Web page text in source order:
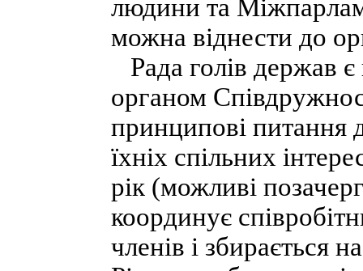
людини та
можна віднести до
Рада голів держав
органом
принципові питання
їхніх спільних
рік (можливі
координує
членів і збирається